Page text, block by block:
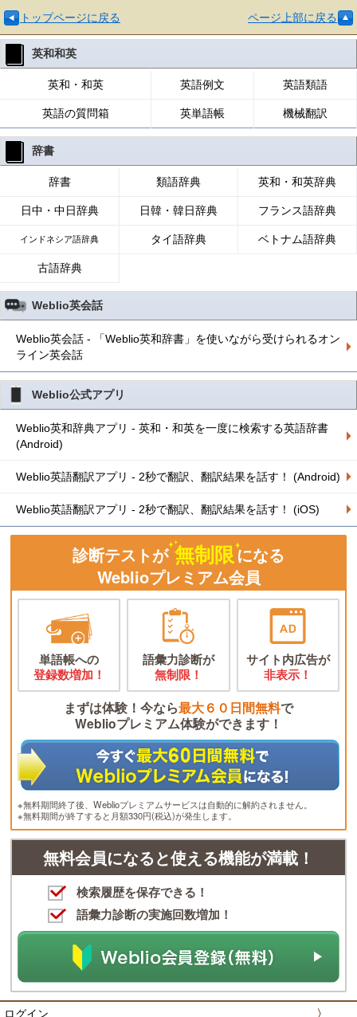
トップページに戻る ページ上部に戻る
英和和英
英和・和英 英語例文 英語類語
英語の質問箱 英単語帳 機械翻訳
辞書
辞書 類語辞典 英和・和英辞典
日中・中日辞典 日韓・韓日辞典 フランス語辞典
インドネシア語辞典 タイ語辞典 ベトナム語辞典
古語辞典
Weblio英会話
Weblio英会話 - 「Weblio英和辞書」を使いながら受けられるオン
ライン英会話
Weblio公式アプリ
Weblio英和辞典アプリ - 英和・和英を一度に検索する英語辞書
(Android)
Weblio英語翻訳アプリ - 2秒で翻訳、翻訳結果を話す！ (Android)
Weblio英語翻訳アプリ - 2秒で翻訳、翻訳結果を話す！ (iOS)
診断テストが 無制限になる
Weblioプレミアム会員
単語帳への
登録数増加！
語彙力診断が
無制限！
サイト内広告が
非表示！
まずは体験！今なら最大６０日間無料で
Weblioプレミアム体験ができます！
※無料期間終了後、Weblioプレミアムサービスは自動的に解約されません。
※無料期間が終了すると月額330円(税込)が発生します。
無料会員になると使える機能が満載！
検索履歴を保存できる！
語彙力診断の実施回数増加！
ログイン 〉